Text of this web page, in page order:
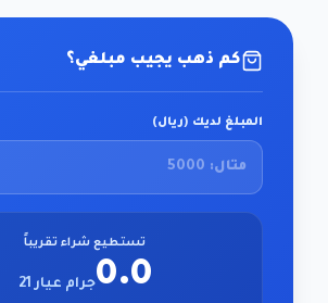
كم ذهب يجيب مبلغي؟
المبلغ لديك (ريال)
تستطيع شراء تقريباً
0.0جرام عيار 21